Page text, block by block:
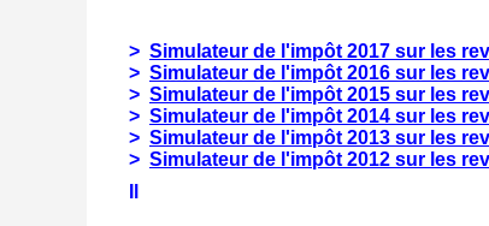
> Simulateur de l'impôt 2017 sur les
> Simulateur de l'impôt 2016 sur les
> Simulateur de l'impôt 2015 sur les
> Simulateur de l'impôt 2014 sur les
> Simulateur de l'impôt 2013 sur les
> Simulateur de l'impôt 2012 sur les